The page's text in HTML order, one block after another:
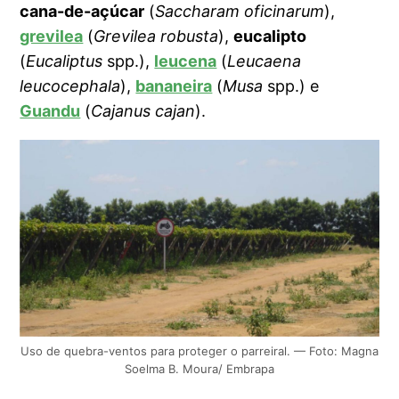
cana-de-açúcar (Saccharam oficinarum),
grevilea (Grevilea robusta),eucalipto
(Eucaliptus spp.), leucena (Leucaena
leucocephala), bananeira (Musa spp.) e
Guandu (Cajanus cajan).
Uso de quebra-ventos para proteger o parreiral. — Foto: Magna
Soelma B. Moura/ Embrapa